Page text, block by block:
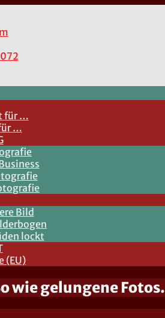
für …
…
Bild
lockt
(EU)
wie gelungene Fotos.